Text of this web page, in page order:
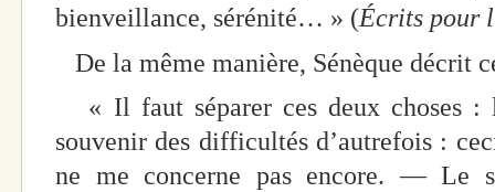
bienveillance, sérénité… » (Écrits pour
De la même manière, Sénèque décrit
« Il faut séparer ces deux choses :
souvenir des difficultés d’autrefois :
ne me concerne pas encore. — Le